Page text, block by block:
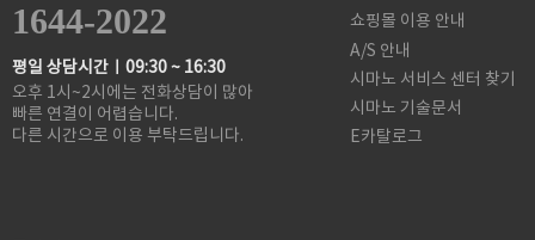
1644-2022
평일 상담시간ㅣ09:30 ~ 16:30
오후 1시~2시에는 전화상담이 많아
빠른 연결이 어렵습니다.
다른 시간으로 이용 부탁드립니다.
쇼핑몰 이용 안내
A/S 안내
시마노 서비스 센터 찾기
시마노 기술문서
E카탈로그